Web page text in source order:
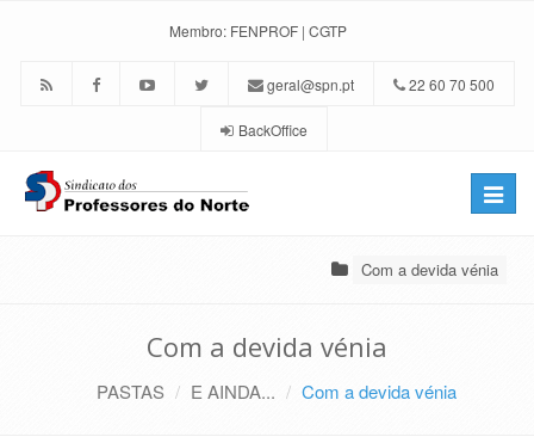
Membro: FENPROF | CGTP
geral@spn.pt 22 60 70 500
BackOffice
Toggle
Com a devida vénia
Com a devida vénia
PASTAS E AINDA... Com a devida vénia